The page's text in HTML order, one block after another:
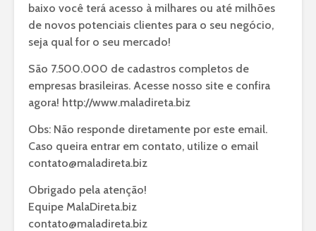
baixo você terá acesso à milhares ou até milhões
de novos potenciais clientes para o seu negócio,
seja qual for o seu mercado!
São 7.500.000 de cadastros completos de
empresas brasileiras. Acesse nosso site e confira
agora! http://www.maladireta.biz
Obs: Não responde diretamente por este email.
Caso queira entrar em contato, utilize o email
contato@maladireta.biz
Obrigado pela atenção!
Equipe MalaDireta.biz
contato@maladireta.biz